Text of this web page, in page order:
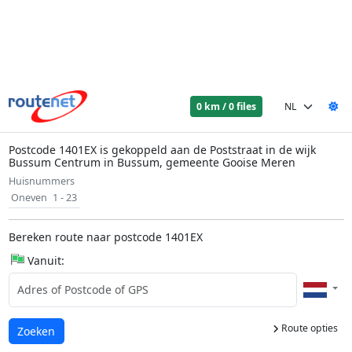
0 km / 0 files
Postcode 1401EX is gekoppeld aan de Poststraat in de wijk
Bussum Centrum in Bussum, gemeente Gooise Meren
Huisnummers
Oneven 1 - 23
Bereken route naar postcode 1401EX
Vanuit:
Route opties
Laden...
Zoeken